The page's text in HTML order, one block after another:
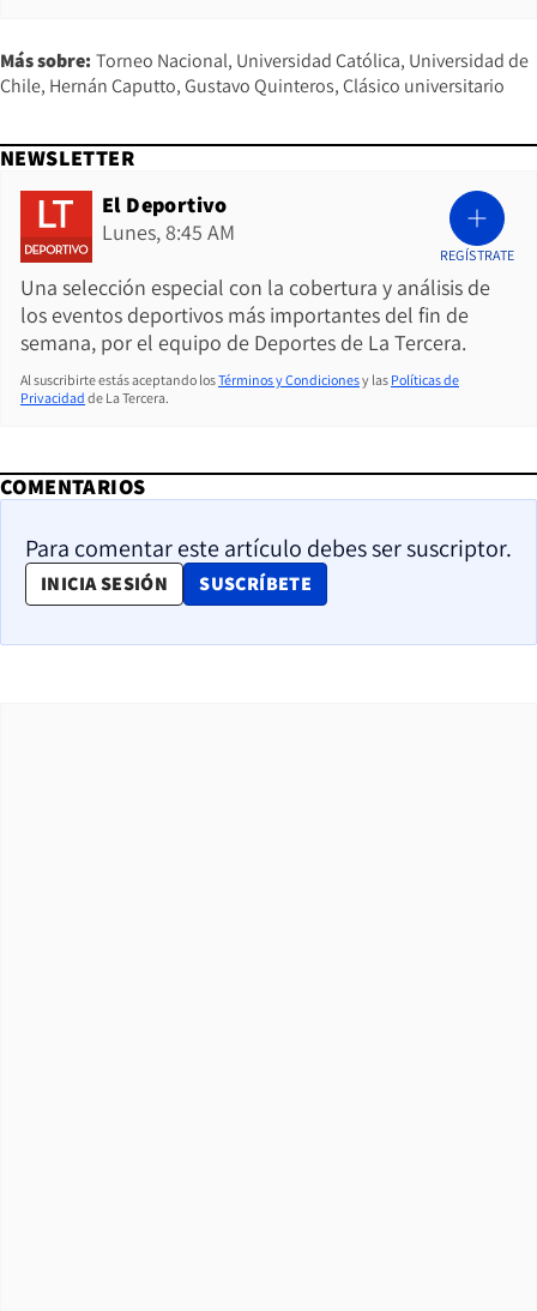
Más sobre: Torneo Nacional Universidad Católica Universidad de
Chile Hernán Caputto Gustavo Quinteros Clásico universitario
NEWSLETTER
El Deportivo
Lunes, 8:45 AM
Una selección especial con la cobertura y análisis de
los eventos deportivos más importantes del fin de
semana, por el equipo de Deportes de La Tercera.
REGÍSTRATE
Al suscribirte estás aceptando losTérminos y Condicionesy las Políticas de
Privacidad de La Tercera.
COMENTARIOS
Para comentar este artículo debes ser suscriptor.
INICIA SESIÓN SUSCRÍBETE
OPENS IN NEW WINDOW